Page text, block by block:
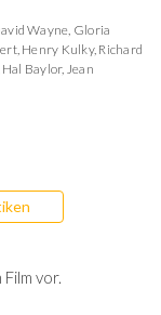
Wayne, Gloria
, Henry Kulky, Richard
Hal Baylor, Jean
vor.